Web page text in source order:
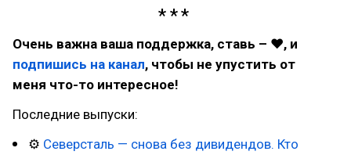
Очень важна ваша поддержка, ставь – ♥, и
подпишись на канал, чтобы не упустить от
меня что-то интересное!
Последние выпуски:
⚙ Северсталь — снова без дивидендов. Кто